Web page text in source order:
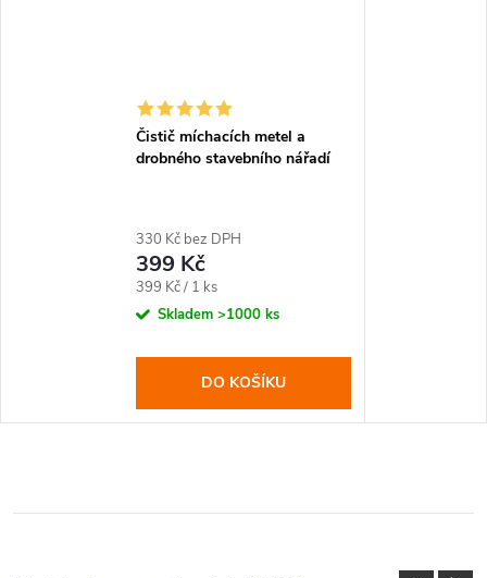
Čistič míchacích metel a
drobného stavebního nářadí
330 Kč bez DPH
399 Kč
Měrná
cena:
399 Kč / 1 ks
Skladem >1000 ks
DO KOŠÍKU